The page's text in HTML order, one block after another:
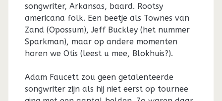
songwriter, Arkansas, baard. Rootsy
americana folk. Een beetje als Townes van
Zand (Opossum), Jeff Buckley (het nummer
Sparkman), maar op andere momenten
horen we Otis (leest u mee, Blokhuis?).
Adam Faucett zou geen getalenteerde
songwriter zijn als hij niet eerst op tournee